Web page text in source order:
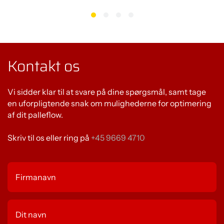
Kontakt os
Vi sidder klar til at svare på dine spørgsmål, samt tage
en uforpligtende snak om mulighederne for optimering
af dit palleflow.
Skriv til os eller ring på +45 9669 4710